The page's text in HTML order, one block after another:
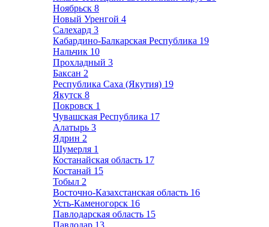
Ноябрьск 8
Новый Уренгой 4
Салехард 3
Кабардино-Балкарская Республика 19
Нальчик 10
Прохладный 3
Баксан 2
Республика Саха (Якутия) 19
Якутск 8
Покровск 1
Чувашская Республика 17
Алатырь 3
Ядрин 2
Шумерля 1
Костанайская область 17
Костанай 15
Тобыл 2
Восточно-Казахстанская область 16
Усть-Каменогорск 16
Павлодарская область 15
Павлодар 13